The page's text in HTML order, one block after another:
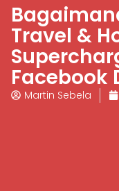
Travel &
Facebook
Martin Sebela